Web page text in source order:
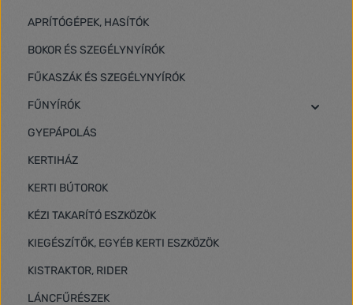
APRÍTÓGÉPEK, HASÍTÓK
BOKOR ÉS SZEGÉLYNYÍRÓK
FŰKASZÁK ÉS SZEGÉLYNYÍRÓK
FŰNYÍRÓK
GYEPÁPOLÁS
KERTIHÁZ
KERTI BÚTOROK
KÉZI TAKARÍTÓ ESZKÖZÖK
KIEGÉSZÍTŐK, EGYÉB KERTI ESZKÖZÖK
KISTRAKTOR, RIDER
LÁNCFŰRÉSZEK